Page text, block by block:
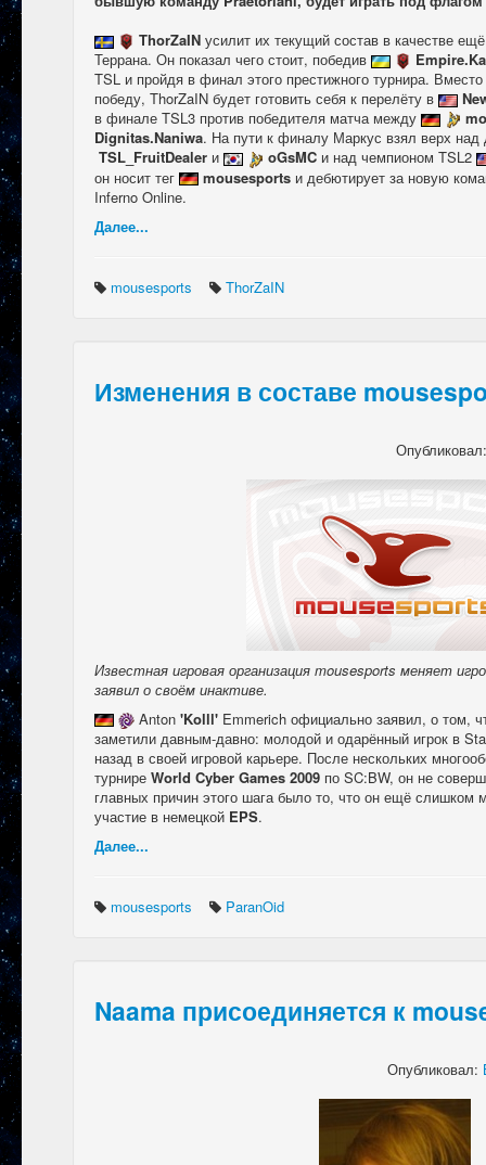
ThorZaIN усилит их текущий состав в качестве
Террана. Он показал чего стоит, победив
TSL и пройдя в финал этого престижного турнира.
победу, ThorZaIN будет готовить себя к перелёту в
в финале TSL3 против победителя матча между
Dignitas.Naniwa. На пути к финалу Маркус взял верх
TSL_FruitDealer и oGsMC и над чемпионом TSL2
он носит тег
mousesports и дебютирует за новую
Inferno Online.
Далее...
mousesports ThorZaIN
Изменения в составе
Известная игровая организация mousesports меняет
заявил о своём инактиве.
Anton 'Kolll' Emmerich официально заявил, о том,
заметили давным-давно: молодой и одарённый игрок в
назад в своей игровой карьере. После нескольких
турнире World Cyber Games 2009 по SC:BW, он не
главных причин этого шага было то, что он ещё слишком
участие в немецкой EPS.
Далее...
mousesports ParanOid
Naama присоединяется к
Опубликовал: